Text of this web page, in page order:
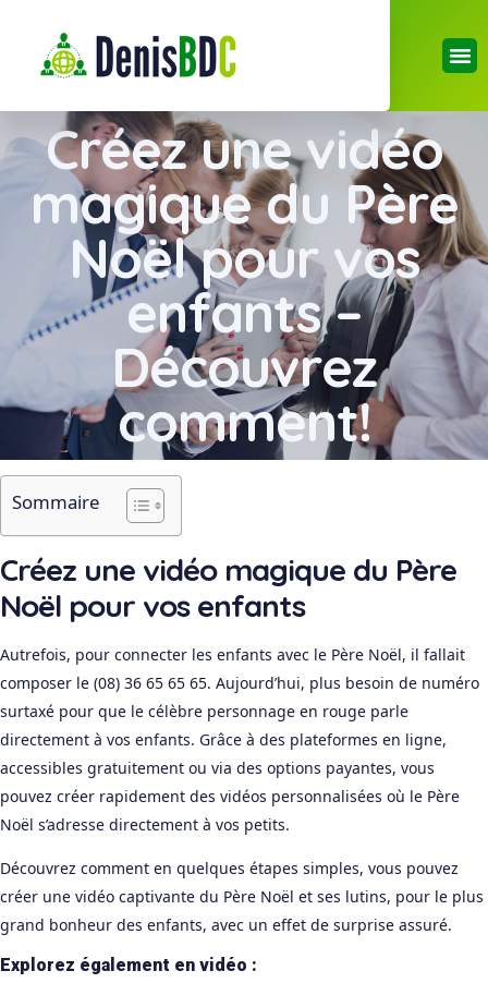
Créez une vidéo
magique du Père
Noël pour vos
enfants –
Découvrez
comment!
Sommaire
Créez une vidéo magique du Père
Noël pour vos enfants
Autrefois, pour connecter les enfants avec le Père Noël, il fallait
composer le (08) 36 65 65 65. Aujourd’hui, plus besoin de numéro
surtaxé pour que le célèbre personnage en rouge parle
directement à vos enfants. Grâce à des plateformes en ligne,
accessibles gratuitement ou via des options payantes, vous
pouvez créer rapidement des vidéos personnalisées où le Père
Noël s’adresse directement à vos petits.
Découvrez comment en quelques étapes simples, vous pouvez
créer une vidéo captivante du Père Noël et ses lutins, pour le plus
grand bonheur des enfants, avec un effet de surprise assuré.
Explorez également en vidéo :